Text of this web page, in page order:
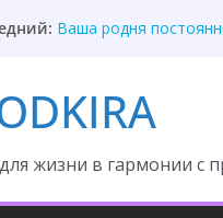
Ваша родня
Твой отец —
Мой муж сказал:
жизни в гармонии с